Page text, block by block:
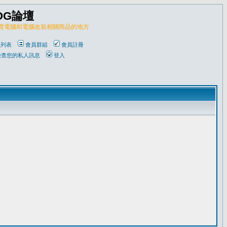
論壇
電腦和電腦改裝相關商品的地方
表 會員群組
會員註冊
您的私人訊息
登入